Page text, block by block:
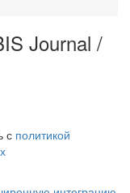
Journal /
с политикой